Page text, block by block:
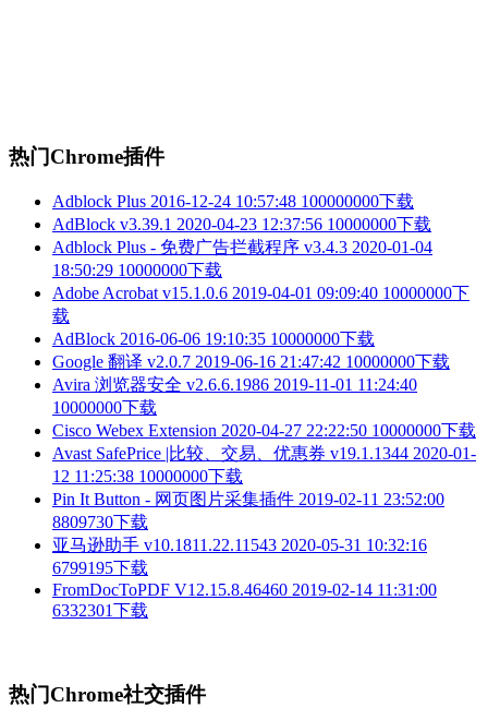
热门Chrome插件
Adblock Plus 2016-12-24 10:57:48 100000000下载
AdBlock v3.39.1 2020-04-23 12:37:56 10000000下载
Adblock Plus - 免费广告拦截程序 v3.4.3 2020-01-04
18:50:29 10000000下载
Adobe Acrobat v15.1.0.6 2019-04-01 09:09:40 10000000下
载
AdBlock 2016-06-06 19:10:35 10000000下载
Google 翻译 v2.0.7 2019-06-16 21:47:42 10000000下载
Avira 浏览器安全 v2.6.6.1986 2019-11-01 11:24:40
10000000下载
Cisco Webex Extension 2020-04-27 22:22:50 10000000下载
Avast SafePrice |比较、交易、优惠券 v19.1.1344 2020-01-
12 11:25:38 10000000下载
Pin It Button - 网页图片采集插件 2019-02-11 23:52:00
8809730下载
亚马逊助手 v10.1811.22.11543 2020-05-31 10:32:16
6799195下载
FromDocToPDF V12.15.8.46460 2019-02-14 11:31:00
6332301下载
热门Chrome社交插件